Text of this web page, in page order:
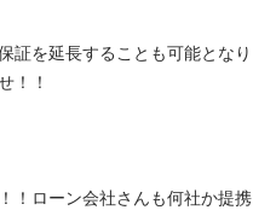
証を延長することも可能となり
！！
！ローン会社さんも何社か提携